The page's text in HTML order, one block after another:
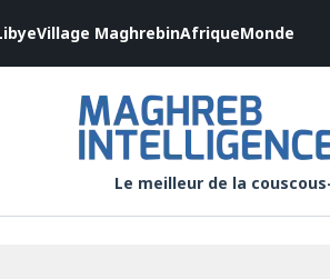
Village MaghrebinAfriqueMonde
Le meilleur de la